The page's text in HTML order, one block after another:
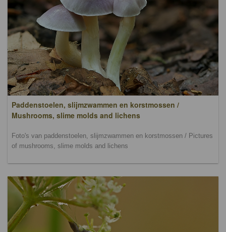
Paddenstoelen, slijmzwammen en korstmossen /
Mushrooms, slime molds and lichens
Foto's van paddenstoelen, slijmzwammen en korstmossen / Pictures
of mushrooms, slime molds and lichens